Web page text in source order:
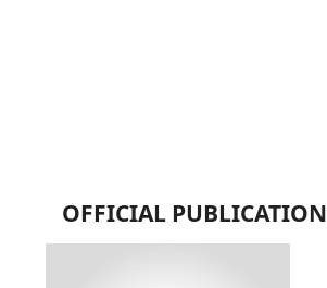
OFFICIAL PUBLICATION